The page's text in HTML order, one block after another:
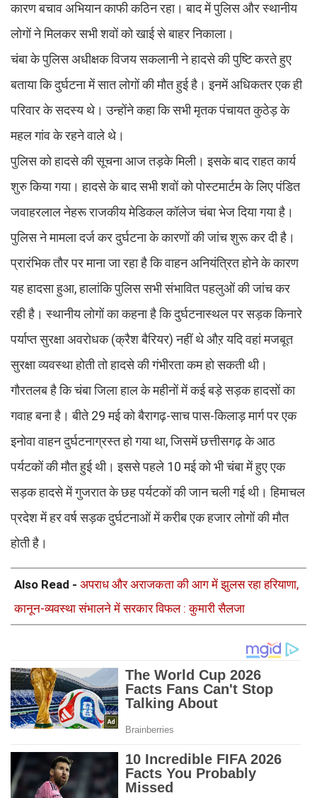
कारण बचाव अभियान काफी कठिन रहा। बाद में पुलिस और स्थानीय
लोगों ने मिलकर सभी शवों को खाई से बाहर निकाला।
चंबा के पुलिस अधीक्षक विजय सकलानी ने हादसे की पुष्टि करते हुए
बताया कि दुर्घटना में सात लोगों की मौत हुई है। इनमें अधिकतर एक ही
परिवार के सदस्य थे। उन्होंने कहा कि सभी मृतक पंचायत कुठेड़ के
महल गांव के रहने वाले थे।
पुलिस को हादसे की सूचना आज तड़के मिली। इसके बाद राहत कार्य
शुरु किया गया। हादसे के बाद सभी शवों को पोस्टमार्टम के लिए पंडित
जवाहरलाल नेहरू राजकीय मेडिकल कॉलेज चंबा भेज दिया गया है।
पुलिस ने मामला दर्ज कर दुर्घटना के कारणों की जांच शुरू कर दी है।
प्रारंभिक तौर पर माना जा रहा है कि वाहन अनियंत्रित होने के कारण
यह हादसा हुआ, हालांकि पुलिस सभी संभावित पहलुओं की जांच कर
रही है। स्थानीय लोगों का कहना है कि दुर्घटनास्थल पर सड़क किनारे
पर्याप्त सुरक्षा अवरोधक (क्रैश बैरियर) नहीं थे औऱ यदि वहां मजबूत
सुरक्षा व्यवस्था होती तो हादसे की गंभीरता कम हो सकती थी।
गौरतलब है कि चंबा जिला हाल के महीनों में कई बड़े सड़क हादसों का
गवाह बना है। बीते 29 मई को बैरागढ़-साच पास-किलाड़ मार्ग पर एक
इनोवा वाहन दुर्घटनाग्रस्त हो गया था, जिसमें छत्तीसगढ़ के आठ
पर्यटकों की मौत हुई थी। इससे पहले 10 मई को भी चंबा में हुए एक
सड़क हादसे में गुजरात के छह पर्यटकों की जान चली गई थी। हिमाचल
प्रदेश में हर वर्ष सड़क दुर्घटनाओं में करीब एक हजार लोगों की मौत
होती है।
Also Read - अपराध और अराजकता की आग में झुलस रहा हरियाणा,
कानून-व्यवस्था संभालने में सरकार विफल : कुमारी सैलजा